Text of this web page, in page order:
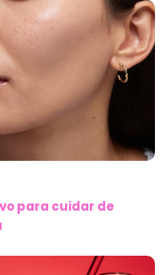
para cuidar de